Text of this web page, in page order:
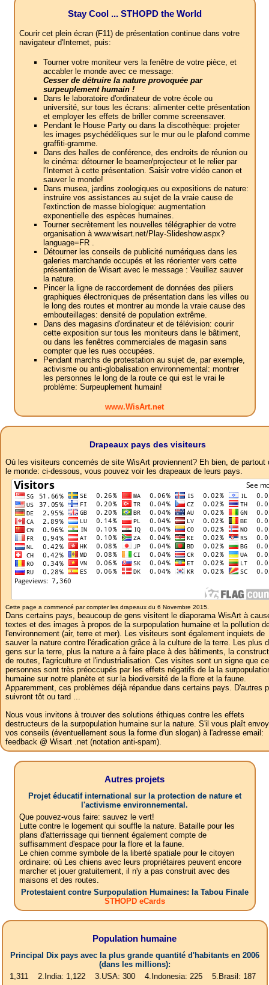
Stay Cool ... STHOPD the World
Courir cet plein écran (F11) de présentation continue dans votre
navigateur d'Internet, puis:
Tourner votre moniteur vers la fenêtre de votre pièce, et
accabler le monde avec ce message:
Cesser de détruire la nature provoquée par
surpeuplement humain !
Dans le laboratoire d'ordinateur de votre école ou
université, sur tous les écrans: alimenter cette présentation
et employer les effets de briller comme screensaver.
Pendant le House Party ou dans la discothèque: projeter
les images psychédéliques sur le mur ou le plafond comme
graffiti-gramme.
Dans des halles de conférence, des endroits de réunion ou
le cinéma: détourner le beamer/projecteur et le relier par
l'Internet à cette présentation. Saisir votre vidéo canon et
sauver le monde!
Dans musea, jardins zoologiques ou expositions de nature:
instruire vos assistances au sujet de la vraie cause de
l'extinction de masse biologique: augmentation
exponentielle des espèces humaines.
Tourner secrètement les nouvelles télégraphier de votre
organisation à www.wisart.net/Play-Slideshow.aspx?
language=FR .
Détourner les conseils de publicité numériques dans les
galeries marchande occupés et les réorienter vers cette
présentation de Wisart avec le message : Veuillez sauver
la nature.
Pincer la ligne de raccordement de données des piliers
graphiques électroniques de présentation dans les villes ou
le long des routes et montrer au monde la vraie cause des
embouteillages: densité de population extrême.
Dans des magasins d'ordinateur et de télévision: courir
cette exposition sur tous les moniteurs dans le bâtiment,
ou dans les fenêtres commerciales de magasin sans
compter que les rues occupées.
Pendant marchs de protestation au sujet de, par exemple,
activisme ou anti-globalisation environnemental: montrer
les personnes le long de la route ce qui est le vrai le
problème: Surpeuplement humain!
www.WisArt.net
Drapeaux pays des visiteurs
Où les visiteurs concernés de site WisArt proviennent? Eh bien, de partout
le monde: ci-dessous, vous pouvez voir les drapeaux de leurs pays.
Cette page a commencé par compter les drapeaux du 6 Novembre 2015.
Dans certains pays, beaucoup de gens visitent le diaporama WisArt à
textes et des images à propos de la surpopulation humaine et la pollution
l'environnement (air, terre et mer). Les visiteurs sont également inquiets de
sauver la nature contre l'éradication grâce à la culture de la terre. Les plus
gens sur la terre, plus la nature a à faire place à des bâtiments, la
de routes, l'agriculture et l'industrialisation. Ces visites sont un signe que
personnes sont très préoccupés par les effets négatifs de la la
humaine sur notre planète et sur la biodiversité de la flore et la faune.
Apparemment, ces problèmes déjà répandue dans certains pays. D'autres
suivront tôt ou tard ...
Nous vous invitons à trouver des solutions éthiques contre les effets
destructeurs de la surpopulation humaine sur la nature. S'il vous plaît
vos conseils (éventuellement sous la forme d'un slogan) à l'adresse email:
feedback @ Wisart .net (notation anti-spam).
Autres projets
Projet éducatif international sur la protection de nature et
l'activisme environnemental.
Que pouvez-vous faire: sauvez le vert!
Lutte contre le logement qui souffle la nature. Bataille pour les
plans d'atterrissage qui tiennent également compte de
suffisamment d'espace pour la flore et la faune.
Le chien comme symbole de la liberté spatiale pour le citoyen
ordinaire: où Les chiens avec leurs propriétaires peuvent encore
marcher et jouer gratuitement, il n'y a pas construit avec des
maisons et des routes.
Protestaient contre Surpopulation Humaines: la Tabou Finale
STHOPD eCards
Population humaine
Principal Dix pays avec la plus grande quantité d'habitants en 2006
(dans les millions):
2.India: 1,122 3.USA: 300 4.Indonesia: 225 5.Brasil: 187